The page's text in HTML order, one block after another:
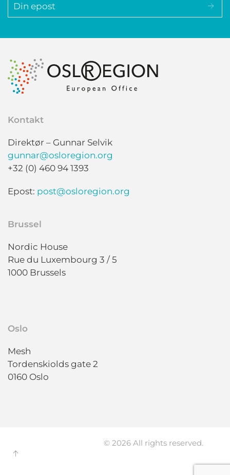
Kontakt
Direktør – Gunnar Selvik
gunnar@osloregion.org
+32 (0) 460 94 1393
Epost: post@osloregion.org
Brussel
Nordic House
Rue du Luxembourg 3 / 5
1000 Brussels
Oslo
Mesh
Tordenskiolds gate 2
0160 Oslo
© 2026 All rights reserved.